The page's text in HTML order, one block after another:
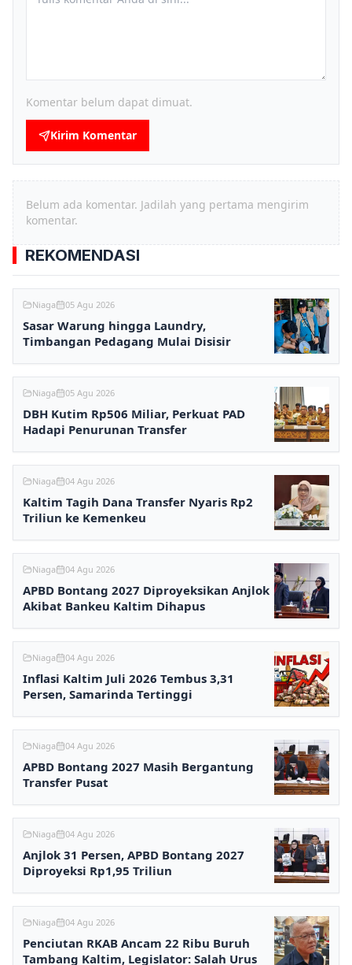
Komentar belum dapat dimuat.
Kirim Komentar
Belum ada komentar. Jadilah yang pertama mengirim
komentar.
REKOMENDASI
Niaga 05 Agu 2026
Sasar Warung hingga Laundry,
Timbangan Pedagang Mulai Disisir
Niaga 05 Agu 2026
DBH Kutim Rp506 Miliar, Perkuat PAD
Hadapi Penurunan Transfer
Niaga 04 Agu 2026
Kaltim Tagih Dana Transfer Nyaris Rp2
Triliun ke Kemenkeu
Niaga 04 Agu 2026
APBD Bontang 2027 Diproyeksikan Anjlok
Akibat Bankeu Kaltim Dihapus
Niaga 04 Agu 2026
Inflasi Kaltim Juli 2026 Tembus 3,31
Persen, Samarinda Tertinggi
Niaga 04 Agu 2026
APBD Bontang 2027 Masih Bergantung
Transfer Pusat
Niaga 04 Agu 2026
Anjlok 31 Persen, APBD Bontang 2027
Diproyeksi Rp1,95 Triliun
Niaga 04 Agu 2026
Penciutan RKAB Ancam 22 Ribu Buruh
Tambang Kaltim, Legislator: Salah Urus